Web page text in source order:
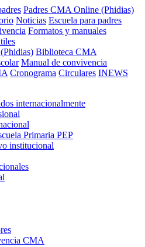
Padres CMA Online (Phidias)
Noticias Escuela para padres
Formatos y manuales
Biblioteca CMA
Manual de convivencia
Cronograma Circulares INEWS
internacionalmente
Primaria PEP
institucional
CMA